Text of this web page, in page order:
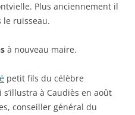
Plus anciennement il
ruisseau.
à nouveau maire.
petit fils du célèbre
à Caudiès en août
conseiller général du